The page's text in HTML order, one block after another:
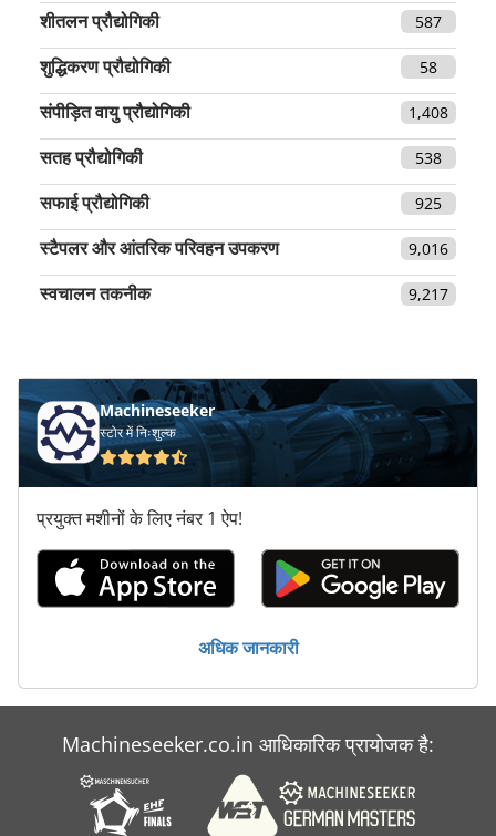
शीतलन प्रौद्योगिकी 587
शुद्धिकरण प्रौद्योगिकी 58
संपीड़ित वायु प्रौद्योगिकी 1,408
सतह प्रौद्योगिकी 538
सफाई प्रौद्योगिकी 925
स्टैपलर और आंतरिक परिवहन उपकरण 9,016
स्वचालन तकनीक 9,217
Machineseeker
स्टोर में निःशुल्क
प्रयुक्त मशीनों के लिए नंबर 1 ऐप!
अधिक जानकारी
Machineseeker.co.in आधिकारिक प्रायोजक है: